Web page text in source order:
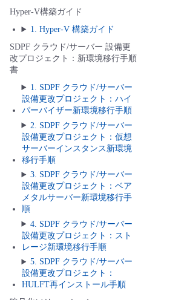
Hyper-V構築ガイド
1. Hyper-V 構築ガイド
SDPF クラウド/サーバー 設備更
改プロジェクト：新環境移行手順
書
1. SDPF クラウド/サーバー
設備更改プロジェクト：ハイ
パーバイザー新環境移行手順
2. SDPF クラウド/サーバー
設備更改プロジェクト：仮想
サーバーインスタンス新環境
移行手順
3. SDPF クラウド/サーバー
設備更改プロジェクト：ベア
メタルサーバー新環境移行手
順
4. SDPF クラウド/サーバー
設備更改プロジェクト：スト
レージ新環境移行手順
5. SDPF クラウド/サーバー
設備更改プロジェクト：
HULFT再インストール手順